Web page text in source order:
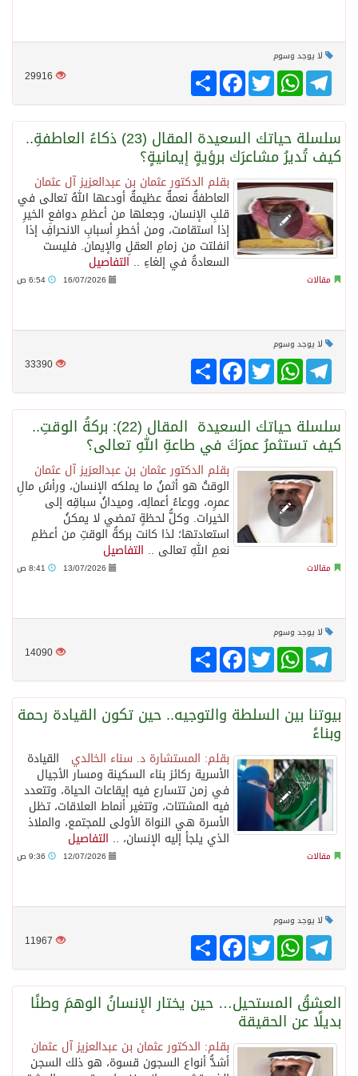
لا يوجد وسوم
29916 انشر
FacebookTwitter
WhatsAppTelegram
سلسلة حياتك السعيدة المقال (23) ذكاءُ العاطفةِ..
كيف تُديرُ مشاعرَك برؤيةٍ إيمانيةٍ؟
بقلم الدكتور عثمان بن عبدالعزيز آل عثمان
العاطفةُ نعمةٌ عظيمةٌ أودعها اللهُ تعالى في
قلبِ الإنسان، وجعلها من أعظمِ دوافعِ الخيرِ
إذا استقامت، ومن أخطرِ أسبابِ الانحرافِ إذا
انفلتت من زمامِ العقلِ والإيمان. فليست
السعادةُ في إلغاءِ ..التفاصيل
مقالات 16/07/2026
لا يوجد وسوم
33390 انشر
FacebookTwitter
WhatsAppTelegram
سلسلة حياتك السعيدة المقال (22): بركةُ الوقتِ..
كيف تستثمرُ عمرَكَ في طاعةِ اللهِ تعالى؟
بقلم الدكتور عثمان بن عبدالعزيز آل عثمان
الوقتُ هو أثمنُ ما يملكه الإنسان، ورأسُ مالِ
عمرِه، ووعاءُ أعمالِه، وميدانُ سباقِه إلى
الخيرات. وكلُّ لحظةٍ تمضي لا يمكنُ
استعادتها؛ لذا كانت بركةُ الوقتِ من أعظمِ
نعمِ اللهِ تعالى .. التفاصيل
مقالات 13/07/2026
لا يوجد وسوم
14090 انشر
FacebookTwitter
WhatsAppTelegram
بيوتنا بين السلطة والتوجيه.. حين تكون القيادة رحمة
وبناءً
بقلم: المستشارة د. سناء الخالدي القيادة
الأسرية ركائز بناء السكينة ومسار الأجيال
في زمن تتسارع فيه إيقاعات الحياة، وتتعدد
فيه المشتتات، وتتغير أنماط العلاقات، تظل
الأسرة هي النواة الأولى للمجتمع، والملاذ
الذي يلجأ إليه الإنسان، .. التفاصيل
مقالات 12/07/2026
لا يوجد وسوم
11967 انشر
FacebookTwitter
WhatsAppTelegram
العشقُ المستحيل… حين يختار الإنسانُ الوهمَ وطنًا
بديلًا عن الحقيقة
بقلم: الدكتور عثمان بن عبدالعزيز آل عثمان
أشدُّ أنواع السجون قسوة، هو ذلك السجن